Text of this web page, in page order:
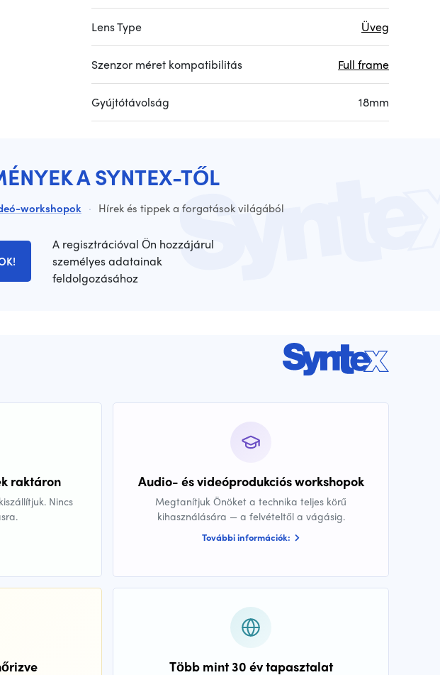
Lens Type Üveg
Szenzor méret kompatibilitás Full frame
Gyújtótávolság 18mm
A SYNTEX-TŐL
workshopok · Hírek és tippek a forgatások világából
A regisztrációval Ön hozzájárul
személyes adatainak
feldolgozásához
raktáron
Nincs
Audio- és videóprodukciós workshopok
Megtanítjuk Önöket a technika teljes körű
kihasználására — a felvételtől a vágásig.
További információk:
Több mint 30 év tapasztalat